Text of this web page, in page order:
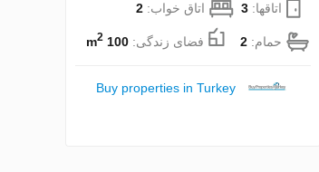
اتاقها: 3 اتاق خواب: 2
حمام: 2 فضای زندگی: 100 m
2
Buy properties in Turkey